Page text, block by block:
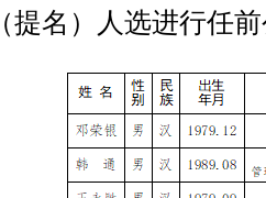
（提名）人选进行任